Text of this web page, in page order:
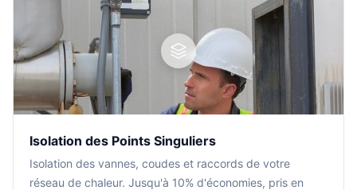
Isolation des Points Singuliers
Isolation des vannes, coudes et raccords de votre
réseau de chaleur. Jusqu'à 10% d'économies, pris en